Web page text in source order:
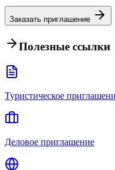
Заказать приглашение
Полезные ссылки
Туристическое
Деловое приглашение